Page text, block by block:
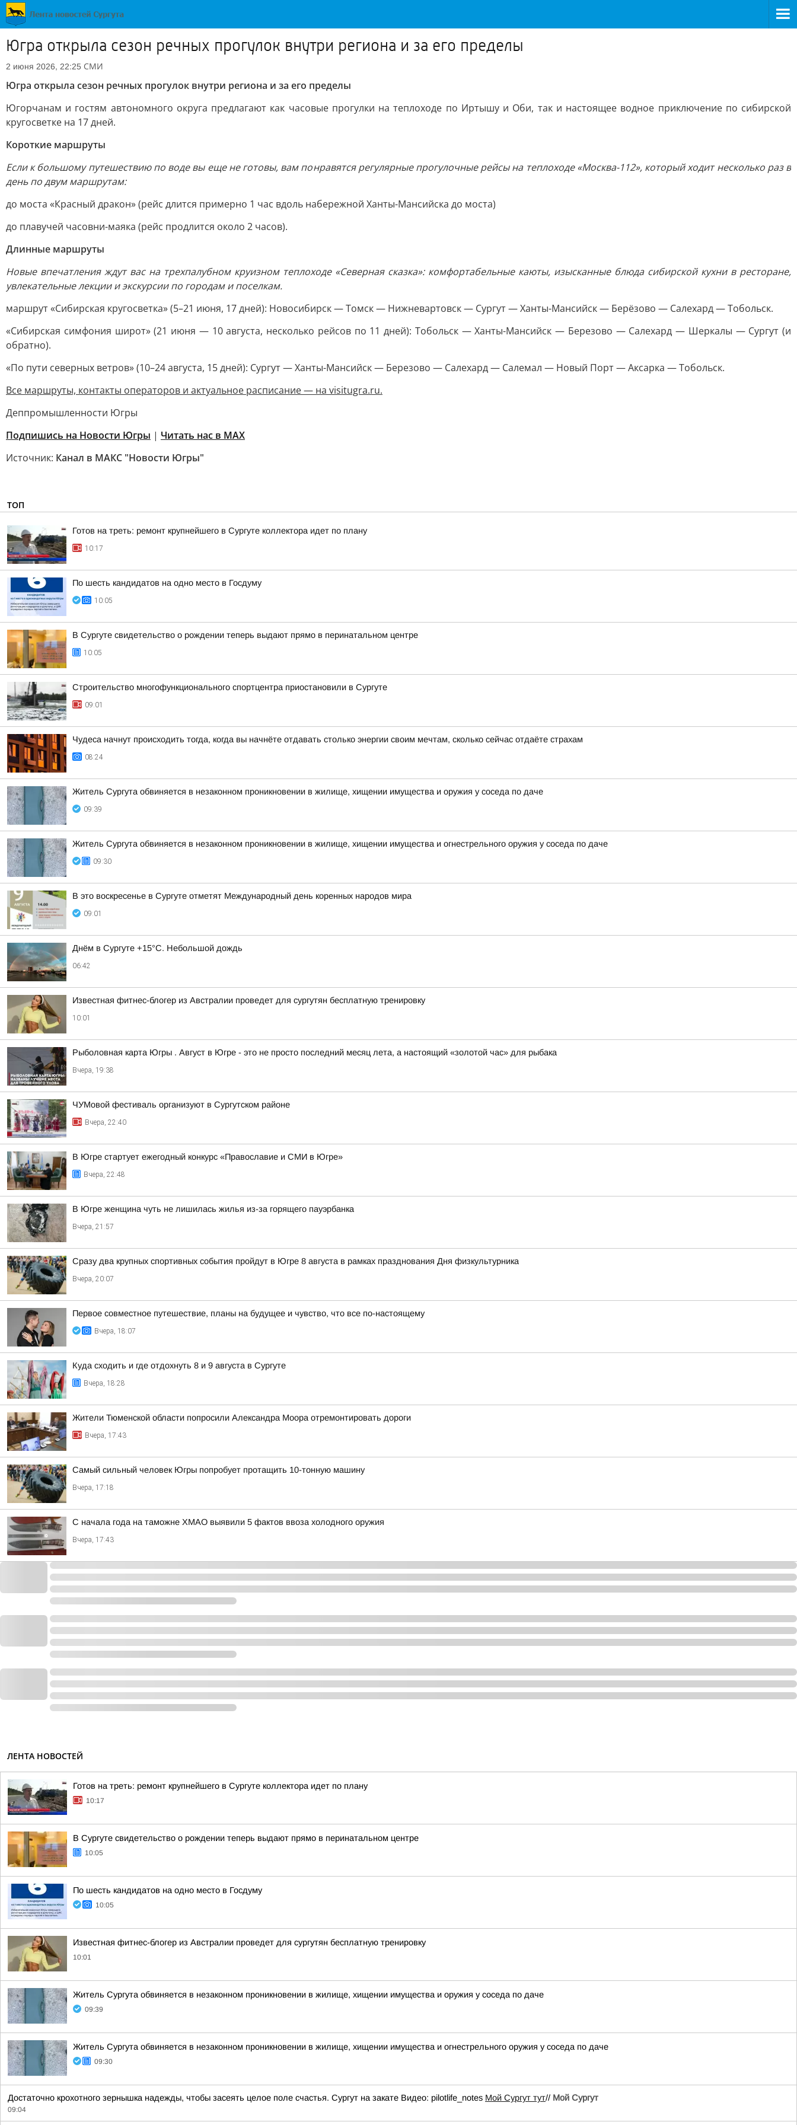
Югра открыла сезон речных прогулок внутри региона и за его пределы
2 июня 2026, 22:25 СМИ
Югра открыла сезон речных прогулок внутри региона и за его пределы
Югорчанам и гостям автономного округа предлагают как часовые прогулки на теплоходе по Иртышу и Оби, так и настоящее водное приключение по сибирской
кругосветке на 17 дней.
Короткие маршруты
Если к большому путешествию по воде вы еще не готовы, вам понравятся регулярные прогулочные рейсы на теплоходе «Москва-112», который ходит несколько раз в
день по двум маршрутам:
до моста «Красный дракон» (рейс длится примерно 1 час вдоль набережной Ханты-Мансийска до моста)
до плавучей часовни-маяка (рейс продлится около 2 часов).
Длинные маршруты
Новые впечатления ждут вас на трехпалубном круизном теплоходе «Северная сказка»: комфортабельные каюты, изысканные блюда сибирской кухни в ресторане,
увлекательные лекции и экскурсии по городам и поселкам.
маршрут «Сибирская кругосветка» (5–21 июня, 17 дней): Новосибирск — Томск — Нижневартовск — Сургут — Ханты-Мансийск — Берёзово — Салехард — Тобольск.
«Сибирская симфония широт» (21 июня — 10 августа, несколько рейсов по 11 дней): Тобольск — Ханты-Мансийск — Березово — Салехард — Шеркалы — Сургут (и
обратно).
«По пути северных ветров» (10–24 августа, 15 дней): Сургут — Ханты-Мансийск — Березово — Салехард — Салемал — Новый Порт — Аксарка — Тобольск.
Все маршруты, контакты операторов и актуальное расписание — на visitugra.ru.
Деппромышленности Югры
Подпишись на Новости Югры | Читать нас в MAX
Источник: Канал в МАКС "Новости Югры"
ТОП
Готов на треть: ремонт крупнейшего в Сургуте коллектора идет по плану
10:17
По шесть кандидатов на одно место в Госдуму
10:05
В Сургуте свидетельство о рождении теперь выдают прямо в перинатальном центре
10:05
Строительство многофункционального спортцентра приостановили в Сургуте
09:01
Чудеса начнут происходить тогда, когда вы начнёте отдавать столько энергии своим мечтам, сколько сейчас отдаёте страхам
08:24
Житель Сургута обвиняется в незаконном проникновении в жилище, хищении имущества и оружия у соседа по даче
09:39
Житель Сургута обвиняется в незаконном проникновении в жилище, хищении имущества и огнестрельного оружия у соседа по даче
09:30
В это воскресенье в Сургуте отметят Международный день коренных народов мира
09:01
Днём в Сургуте +15°С. Небольшой дождь
06:42
Известная фитнес-блогер из Австралии проведет для сургутян бесплатную тренировку
10:01
Рыболовная карта Югры . Август в Югре - это не просто последний месяц лета, а настоящий «золотой час» для рыбака
Вчера, 19:38
ЧУМовой фестиваль организуют в Сургутском районе
Вчера, 22:40
В Югре стартует ежегодный конкурс «Православие и СМИ в Югре»
Вчера, 22:48
В Югре женщина чуть не лишилась жилья из-за горящего пауэрбанка
Вчера, 21:57
Сразу два крупных спортивных события пройдут в Югре 8 августа в рамках празднования Дня физкультурника
Вчера, 20:07
Первое совместное путешествие, планы на будущее и чувство, что все по-настоящему
Вчера, 18:07
Куда сходить и где отдохнуть 8 и 9 августа в Сургуте
Вчера, 18:28
Жители Тюменской области попросили Александра Моора отремонтировать дороги
Вчера, 17:43
Самый сильный человек Югры попробует протащить 10-тонную машину
Вчера, 17:18
С начала года на таможне ХМАО выявили 5 фактов ввоза холодного оружия
Вчера, 17:43
ЛЕНТА НОВОСТЕЙ
Готов на треть: ремонт крупнейшего в Сургуте коллектора идет по плану
10:17
В Сургуте свидетельство о рождении теперь выдают прямо в перинатальном центре
10:05
По шесть кандидатов на одно место в Госдуму
10:05
Известная фитнес-блогер из Австралии проведет для сургутян бесплатную тренировку
10:01
Житель Сургута обвиняется в незаконном проникновении в жилище, хищении имущества и оружия у соседа по даче
09:39
Житель Сургута обвиняется в незаконном проникновении в жилище, хищении имущества и огнестрельного оружия у соседа по даче
09:30
Достаточно крохотного зернышка надежды, чтобы засеять целое поле счастья. Сургут на закате Видео: pilotlife_notes Мой Сургут тут// Мой Сургут
09:04